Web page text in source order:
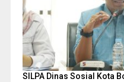
SILPA Dinas Sosial Kota